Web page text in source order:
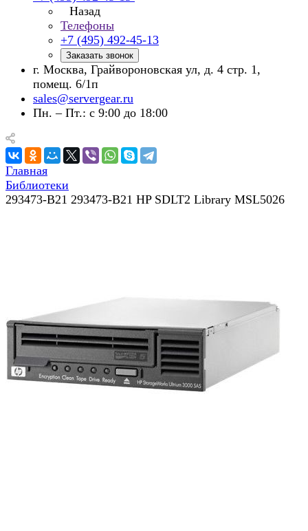
Назад
Телефоны
+7 (495) 492-45-13
Заказать звонок
г. Москва, Грайвороновская ул, д. 4 стр. 1,
помещ. 6/1п
sales@servergear.ru
Пн. – Пт.: с 9:00 до 18:00
Главная
Библиотеки
293473-B21 293473-B21 HP SDLT2 Library MSL5026